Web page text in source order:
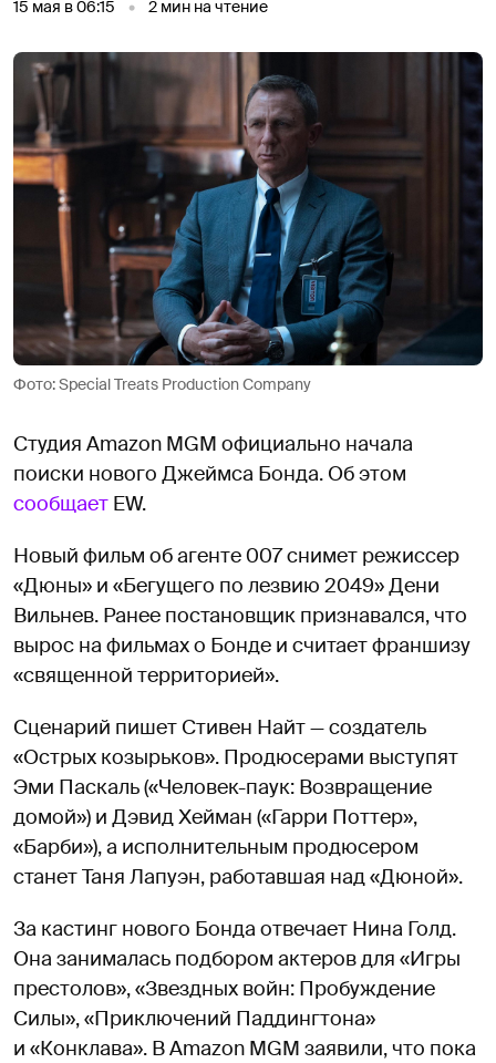
15 мая в 06:15
2 мин на чтение
Фото: Special Treats Production Company
Студия Amazon MGM официально начала
поиски нового Джеймса Бонда. Об этом
сообщает EW.
Новый фильм об агенте 007 снимет режиссер
«Дюны» и «Бегущего по лезвию 2049» Дени
Вильнев. Ранее постановщик признавался, что
вырос на фильмах о Бонде и считает франшизу
«священной территорией».
Сценарий пишет Стивен Найт — создатель
«Острых козырьков». Продюсерами выступят
Эми Паскаль («Человек-паук: Возвращение
домой») и Дэвид Хейман («Гарри Поттер»,
«Барби»), а исполнительным продюсером
станет Таня Лапуэн, работавшая над «Дюной».
За кастинг нового Бонда отвечает Нина Голд.
Она занималась подбором актеров для «Игры
престолов», «Звездных войн: Пробуждение
Силы», «Приключений Паддингтона»
и «Конклава». В Amazon MGM заявили, что пока